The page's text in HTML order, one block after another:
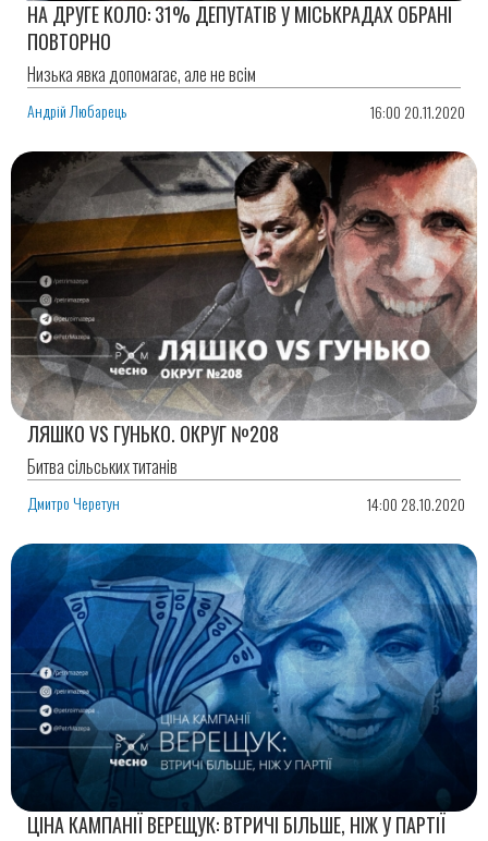
НА ДРУГЕ КОЛО: 31% ДЕПУТАТІВ У МІСЬКРАДАХ ОБРАНІ
ПОВТОРНО
Низька явка допомагає, але не всім
Андрій Любарець 16:00 20.11.2020
ЛЯШКО VS ГУНЬКО. ОКРУГ №208
Битва сільських титанів
Дмитро Черетун 14:00 28.10.2020
ЦІНА КАМПАНІЇ ВЕРЕЩУК: ВТРИЧІ БІЛЬШЕ, НІЖ У ПАРТІЇ